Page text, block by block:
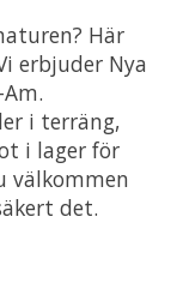
Här
erbjuder Nya
i terräng,
i lager för
välkommen
det.